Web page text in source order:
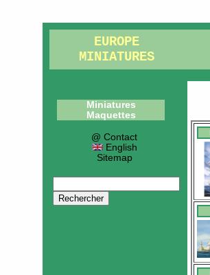
EUROPE
MINIATURES
Miniatures
Maquettes
@ Contact
English
Sitemap